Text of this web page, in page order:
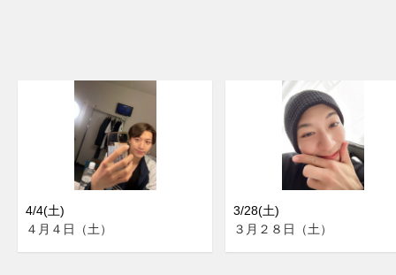
4/4(土)
４月４日（土）
3/28(土)
３月２８日（土）